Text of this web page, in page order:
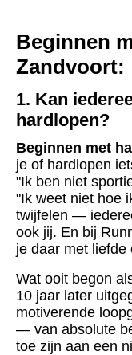
Beginnen
Zandvoort:
1. Kan
hardlopen?
Beginnen met
je of hardlopen
"Ik ben niet
"Ik weet niet hoe
twijfelen —
ook jij. En bij
je daar met liefde
Wat ooit begon
10 jaar later
motiverende
— van absolute
toe zijn aan een